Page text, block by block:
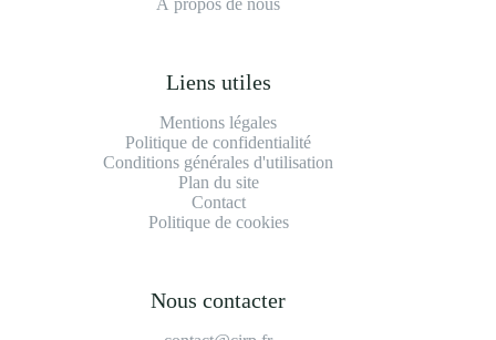
À propos de nous
Liens utiles
Mentions légales
Politique de confidentialité
Conditions générales d'utilisation
Plan du site
Contact
Politique de cookies
Nous contacter